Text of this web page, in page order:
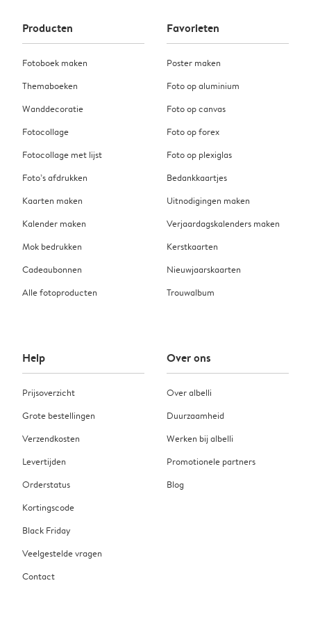
Producten
Fotoboek maken
Themaboeken
Wanddecoratie
Fotocollage
Fotocollage met lijst
Foto’s afdrukken
Kaarten maken
Kalender maken
Mok bedrukken
Cadeaubonnen
Alle fotoproducten
Favorieten
Poster maken
Foto op aluminium
Foto op canvas
Foto op forex
Foto op plexiglas
Bedankkaartjes
Uitnodigingen maken
Verjaardagskalenders maken
Kerstkaarten
Nieuwjaarskaarten
Trouwalbum
Help
Prijsoverzicht
Grote bestellingen
Verzendkosten
Levertijden
Orderstatus
Kortingscode
Black Friday
Veelgestelde vragen
Contact
Over ons
Over albelli
Duurzaamheid
Werken bij albelli
Promotionele partners
Blog